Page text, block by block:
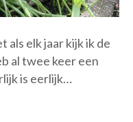
als elk jaar kijk ik de
al twee keer een
is eerlijk…